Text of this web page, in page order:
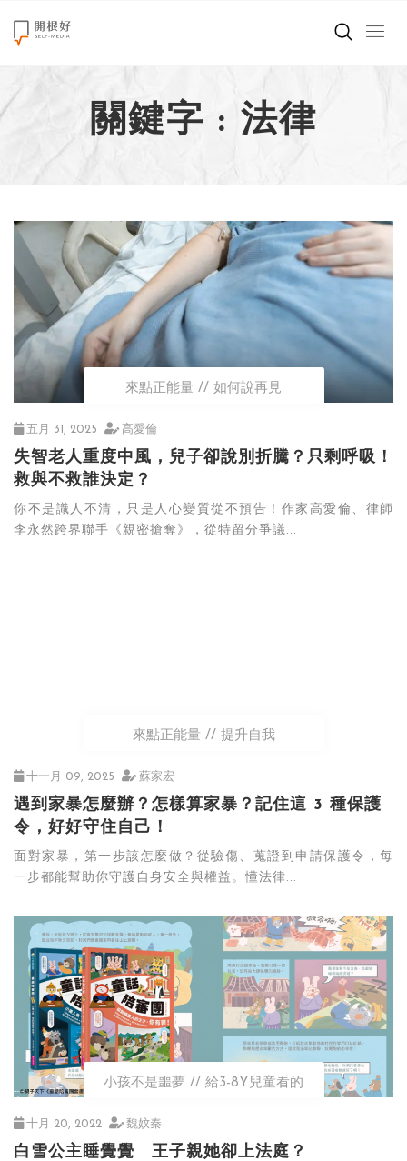
來點正能量
世界在想什麼
創造美好生活
職場商業經濟
影片專區
關於我們
關鍵字 : 法律
來點正能量 如何說再見
五月 31, 2025 高愛倫
失智老人重度中風，兒子卻說別折騰？只剩呼吸！
救與不救誰決定？
你不是識人不清，只是人心變質從不預告！作家高愛倫、律師
李永然跨界聯手《親密搶奪》，從特留分爭議...
來點正能量 提升自我
十一月 09, 2025 蘇家宏
遇到家暴怎麼辦？怎樣算家暴？記住這 3 種保護
令，好好守住自己！
面對家暴，第一步該怎麼做？從驗傷、蒐證到申請保護令，每
一步都能幫助你守護自身安全與權益。懂法律...
小孩不是噩夢 給3-8Y兒童看的
十月 20, 2022 魏妏秦
白雪公主睡覺覺 王子親她卻上法庭？